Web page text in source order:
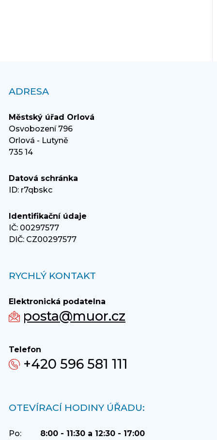
ADRESA
Městský úřad Orlová
Osvobození 796
Orlová - Lutyně
735 14
Datová schránka
ID: r7qbskc
Identifikační údaje
IČ: 00297577
DIČ: CZ00297577
RYCHLÝ KONTAKT
Elektronická podatelna
posta@muor.cz
Telefon
+420 596 581 111
OTEVÍRACÍ HODINY ÚŘADU:
Po:
8:00 - 11:30 a 12:30 - 17:00